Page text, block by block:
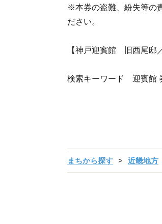
※本券の盗難、紛失等の
ださい。
【神戸迎賓館 旧西尾邸
検索キーワード 迎賓館
まちから探す 近畿地方